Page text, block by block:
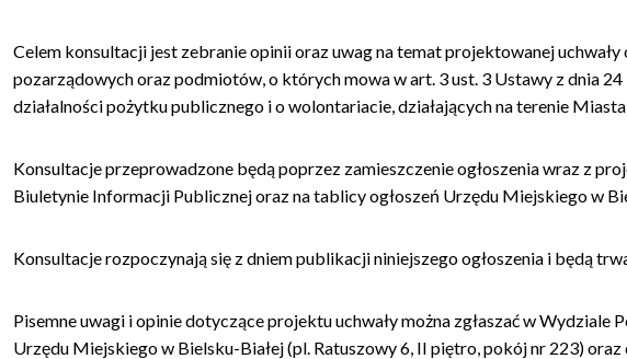
Celem konsultacji jest zebranie opinii oraz uwag na temat projektowanej
pozarządowych oraz podmiotów, o których mowa w art. 3 ust. 3 Ustawy z dnia
działalności pożytku publicznego i o wolontariacie, działających na terenie
Konsultacje przeprowadzone będą poprzez zamieszczenie ogłoszenia wraz z
Biuletynie Informacji Publicznej oraz na tablicy ogłoszeń Urzędu Miejskiego w
Konsultacje rozpoczynają się z dniem publikacji niniejszego ogłoszenia i będą
Pisemne uwagi i opinie dotyczące projektu uchwały można zgłaszać w Wydziale
Urzędu Miejskiego w Bielsku-Białej (pl. Ratuszowy 6, II piętro, pokój nr 223)